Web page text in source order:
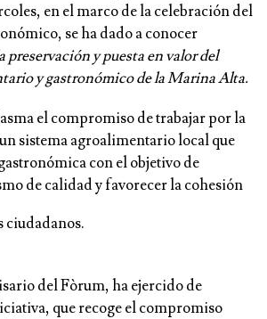
en el marco de la celebración del
se ha dado a conocer
preservación y puesta en valor del
y gastronómico de la Marina Alta.
el compromiso de trabajar por la
sistema agroalimentario local que
con el objetivo de
de calidad y favorecer la cohesión
ciudadanos.
del Fòrum, ha ejercido de
que recoge el compromiso